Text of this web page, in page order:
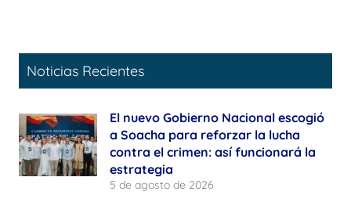
Noticias Recientes
El nuevo Gobierno Nacional escogió
a Soacha para reforzar la lucha
contra el crimen: así funcionará la
estrategia
5 de agosto de 2026